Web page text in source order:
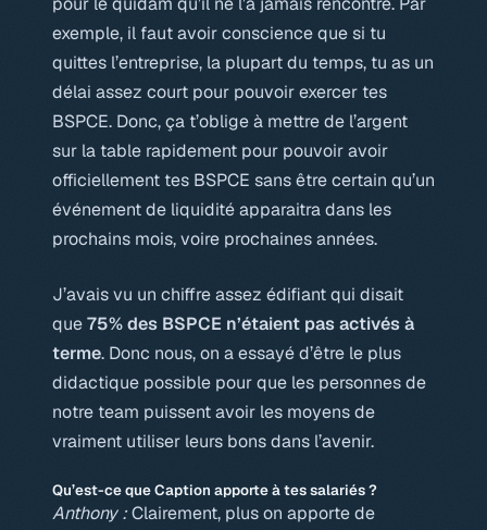
exemple, il faut avoir conscience que si tu
quittes l’entreprise, la plupart du temps, tu as un
délai assez court pour pouvoir exercer tes
BSPCE. Donc, ça t’oblige à mettre de l’argent
sur la table rapidement pour pouvoir avoir
officiellement tes BSPCE sans être certain qu’un
événement de liquiditéapparaitra dans les
prochains mois, voire prochaines années.
J’avais vu un chiffre assez édifiant qui disait
que75% des BSPCE n’étaient pas activés à
terme. Donc nous, on a essayé d’être le plus
didactique possible pour que les personnes de
notre team puissent avoir les moyens de
vraiment utiliser leurs bons dans l’avenir.
Qu’est-ce que Caption apporte à tes salariés ?
Anthony :Clairement, plus on apporte de